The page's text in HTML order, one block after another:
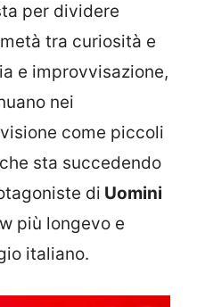
per dividere
tra curiosità e
e improvvisazione,
nei
come piccoli
sta succedendo
di Uomini
più longevo e
italiano.